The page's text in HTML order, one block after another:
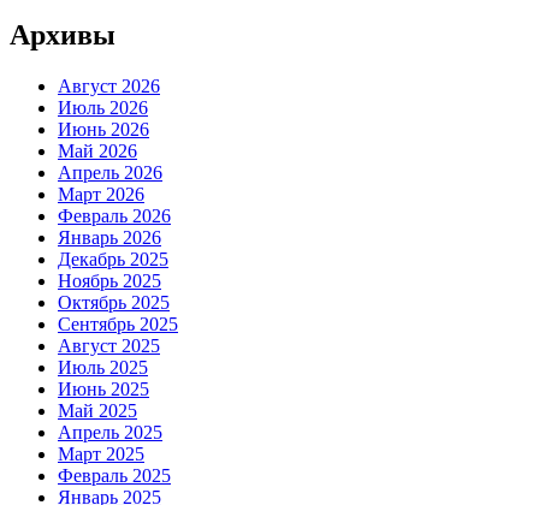
Архивы
Август 2026
Июль 2026
Июнь 2026
Май 2026
Апрель 2026
Март 2026
Февраль 2026
Январь 2026
Декабрь 2025
Ноябрь 2025
Октябрь 2025
Сентябрь 2025
Август 2025
Июль 2025
Июнь 2025
Май 2025
Апрель 2025
Март 2025
Февраль 2025
Январь 2025